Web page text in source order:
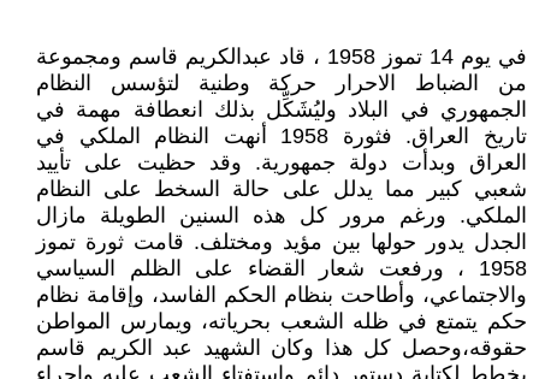
في يوم 14 تموز 1958 ، قاد عبدالكريم قاسم ومجموعة
من الضباط الاحرار حركة وطنية لتؤسس النظام
الجمهوري في البلاد وليُشَكِّل بذلك انعطافة مهمة في
تاريخ العراق. فثورة 1958 أنهت النظام الملكي في
العراق وبدأت دولة جمهورية. وقد حظيت على تأييد
شعبي كبير مما يدلل على حالة السخط على النظام
الملكي. ورغم مرور كل هذه السنين الطويلة مازال
الجدل يدور حولها بين مؤيد ومختلف. قامت ثورة تموز
1958 ، ورفعت شعار القضاء على الظلم السياسي
والاجتماعي، وأطاحت بنظام الحكم الفاسد، وإقامة نظام
حكم يتمتع في ظله الشعب بحرياته، ويمارس المواطن
حقوقه،وحصل كل هذا وكان الشهيد عبد الكريم قاسم